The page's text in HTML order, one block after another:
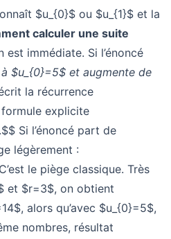
$u_{0}$ ou $u_{1}$ et la
calculer une suite
est immédiate. Si l’énoncé
$u_{0}=5$ et augmente de
la récurrence
explicite
Si l’énoncé part de
légèrement :
le piège classique. Très
et $r=3$, on obtient
alors qu’avec $u_{0}=5$,
nombres, résultat